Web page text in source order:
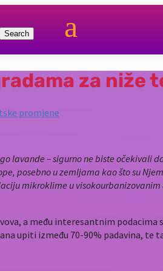
a
za niže
promjene
– sigurno ne biste očekivali
posebno u zemljama kao što su
mikroklime u
a među interesantnim
upiti između 70-90% padavina, te